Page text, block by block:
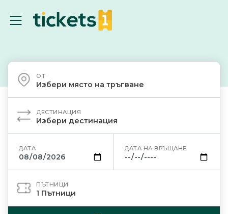
ОТ
Избери място на тръгване
ДЕСТИНАЦИЯ
Избери дестинация
ДАТА ДАТА НА ВРЪЩАНЕ
ПЪТНИЦИ
1 Пътници